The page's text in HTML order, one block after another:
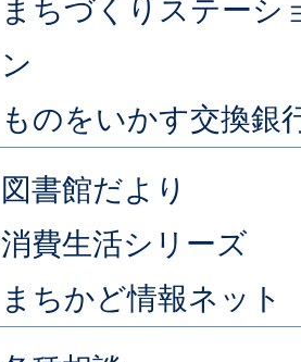
まちづくりステーシ
ン
ものをいかす交換銀
図書館だより
消費生活シリーズ
まちかど情報ネット